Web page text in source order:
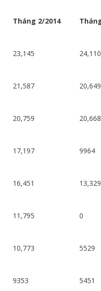
Tháng 2/2014
23,145 24,110
21,587 20,649
20,759 20,668
17,197 9964
16,451 13,329
11,795 0
10,773 5529
9353 5451